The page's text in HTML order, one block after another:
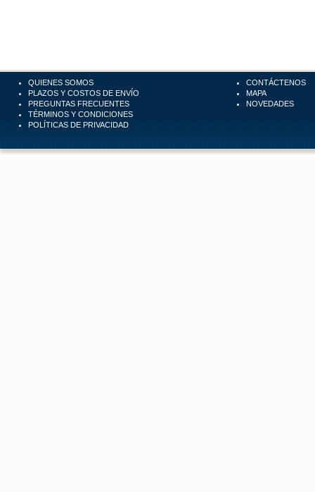
QUIENES SOMOS
PLAZOS Y COSTOS DE ENVÍO
PREGUNTAS FRECUENTES
TÉRMINOS Y CONDICIONES
POLÍTICAS DE PRIVACIDAD
CONTÁCTENOS
MAPA
NOVEDADES